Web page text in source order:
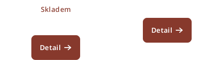
Skladem
Detail
Detail